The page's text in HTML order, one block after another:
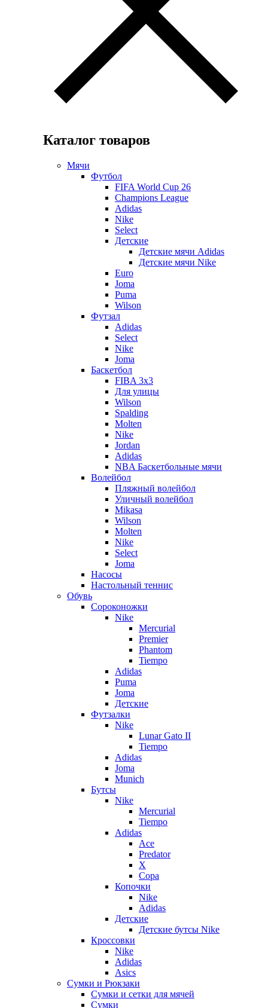
Каталог товаров
Мячи
Футбол
FIFA World Cup 26
Champions League
Adidas
Nike
Select
Детские
Детские мячи Adidas
Детские мячи Nike
Euro
Joma
Puma
Wilson
Футзал
Adidas
Select
Nike
Joma
Баскетбол
FIBA 3x3
Для улицы
Wilson
Spalding
Molten
Nike
Jordan
Adidas
NBA Баскетбольные мячи
Волейбол
Пляжный волейбол
Уличный волейбол
Mikasa
Wilson
Molten
Nike
Select
Joma
Насосы
Настольный теннис
Обувь
Сороконожки
Nike
Mercurial
Premier
Phantom
Tiempo
Adidas
Puma
Joma
Детские
Футзалки
Nike
Lunar Gato II
Tiempo
Adidas
Joma
Munich
Бутсы
Nike
Mercurial
Tiempo
Adidas
Ace
Predator
X
Copa
Копочки
Nike
Adidas
Детские
Детские бутсы Nike
Кроссовки
Nike
Adidas
Asics
Сумки и Рюкзаки
Сумки и сетки для мячей
Сумки